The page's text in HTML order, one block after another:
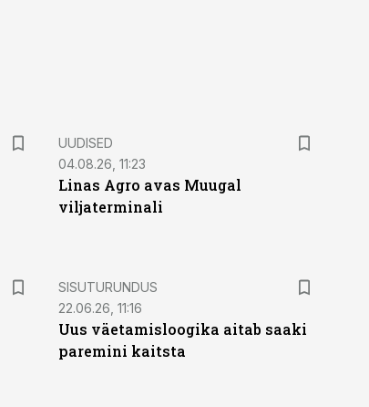
UUDISED
04.08.26, 11:23
Linas Agro avas Muugal
viljaterminali
ST
SISUTURUNDUS
22.06.26, 11:16
Uus väetamisloogika aitab saaki
paremini kaitsta